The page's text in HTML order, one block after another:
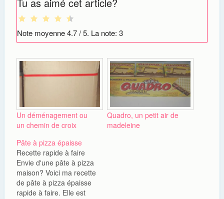
Note moyenne4.7/ 5. La note: 3
Un déménagement ou
un chemin de croix
Quadro, un petit air de
madeleine
Pâte à pizza épaisse
Recette rapide à faire
Envie d'une pâte à pizza
maison? Voici ma recette
de pâte à pizza épaisse
rapide à faire. Elle est